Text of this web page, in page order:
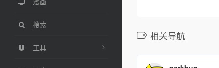
搜索
工具
相关导航